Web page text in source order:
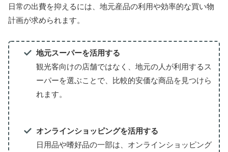
日常の出費を抑えるには、地元産品の利用や効率的な買い物
計画が求められます。
地元スーパーを活用する
観光客向けの店舗ではなく、地元の人が利用するス
ーパーを選ぶことで、比較的安価な商品を見つけら
れます。
オンラインショッピングを活用する
日用品や嗜好品の一部は、オンラインショッピング